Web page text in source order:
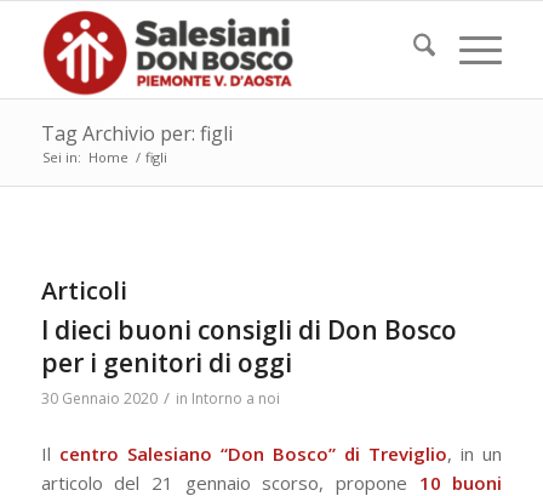
Tag Archivio per: figli
Sei in: Home / figli
Articoli
I dieci buoni consigli di Don Bosco
per i genitori di oggi
30 Gennaio 2020 / in Intorno a noi
Il centro Salesiano “Don Bosco” di Treviglio, in un
articolo del 21 gennaio scorso, propone 10 buoni